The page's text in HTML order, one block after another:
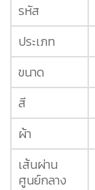
รหัส
ประเภท
ขนาด
สี
ผ้า
เส้นผ่าน
ศูนย์กลาง